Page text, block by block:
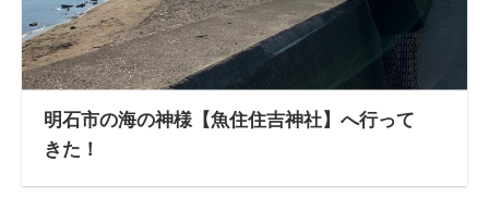
明石市の海の神様【魚住住吉神社】へ行って
きた！